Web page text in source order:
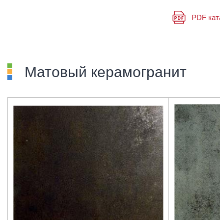
PDF
Матовый керамогранит